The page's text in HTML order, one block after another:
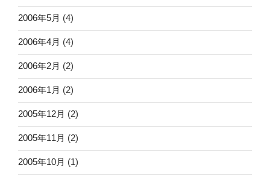
2006年5月 (4)
2006年4月 (4)
2006年2月 (2)
2006年1月 (2)
2005年12月 (2)
2005年11月 (2)
2005年10月 (1)